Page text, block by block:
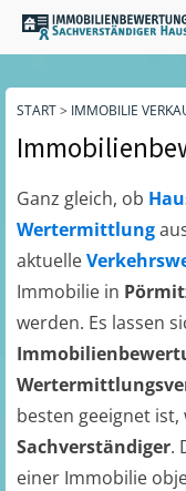
START> IMMOBILIE
Ganz gleich, ob
Wertermittlung
aktuelle
Immobilie in
werden. Es lassen
besten geeignet ist,
Sachverständiger.
einer Immobilie